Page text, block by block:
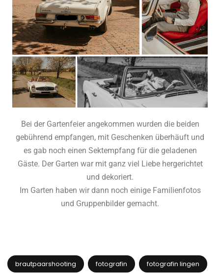
Bei der Gartenfeier angekommen wurden die beiden
gebührend empfangen, mit Geschenken überhäuft und
es gab noch einen Sektempfang für die geladenen
Gäste. Der Garten war mit ganz viel Liebe hergerichtet
und dekoriert.
Im Garten haben wir dann noch einige Familienfotos
und Gruppenbilder gemacht.
brautpaarshooting fotografin fotografin lingen